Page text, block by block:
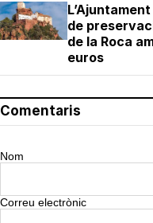
de
de la Roca
euros
Comentaris
Nom
Correu electrònic